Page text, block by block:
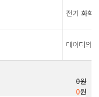
전기 화학
데이터의
0원
0원